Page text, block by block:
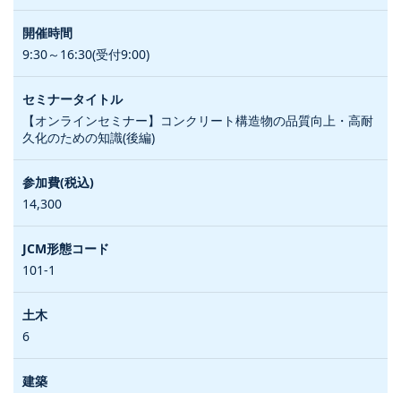
9:30～16:30(受付9:00)
【オンラインセミナー】コンクリート構造物の品質向上・高耐
久化のための知識(後編)
14,300
101-1
6